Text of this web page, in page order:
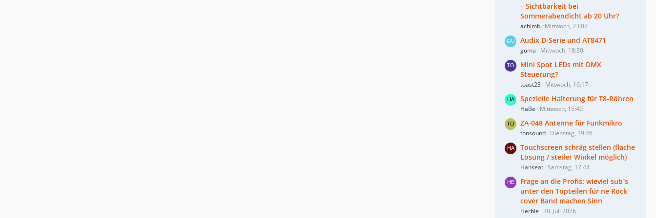
– Sichtbarkeit bei
Sommerabendicht ab 20 Uhr?
achimb Mittwoch, 23:07
Audix D-Serie und AT8471
guma Mittwoch, 18:30
Mini Spot LEDs mit DMX
Steuerung?
toast23 Mittwoch, 16:17
Spezielle Halterung für T8-Röhren
HaBe Mittwoch, 15:40
ZA-048 Antenne für Funkmikro
tonsound Dienstag, 19:46
Touchscreen schräg stellen (flache
Lösung / steiler Winkel möglich)
Hanseat Samstag, 17:44
Frage an die Profis: wieviel sub´s
unter den Topteilen für ne Rock
cover Band machen Sinn
Herbie 30. Juli 2026